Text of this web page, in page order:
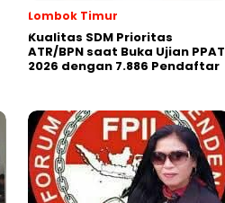
Lombok Timur
Kualitas SDM Prioritas
ATR/BPN saat Buka Ujian PPAT
2026 dengan 7.886 Pendaftar